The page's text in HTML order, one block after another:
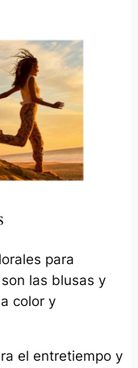
para
las blusas y
color y
el entretiempo y